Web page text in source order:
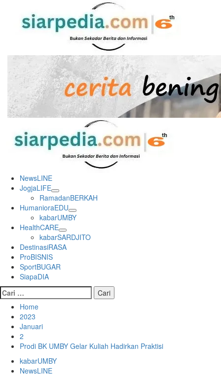
content
NewsLINE
JogjaLIFE
RamadanBERKAH
HumanioraEDU
kabarUMBY
HealthCARE
kabarSARDJITO
DestinasiRASA
ProBISNIS
SportBUGAR
SiapaDIA
Cari
untuk:
Home
2023
Januari
2
Prodi BK UMBY Gelar Kuliah Hadirkan Praktisi
kabarUMBY
NewsLINE